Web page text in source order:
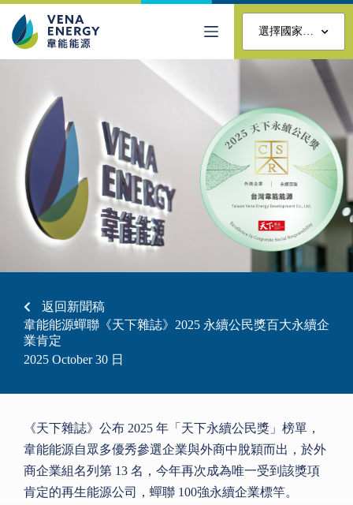
選擇國家…
返回新聞稿
韋能能源蟬聯《天下雜誌》2025 永續公民獎百大永續企
業肯定
2025 October 30 日
《天下雜誌》公布 2025 年「天下永續公民獎」榜單，
韋能能源自眾多優秀參選企業與外商中脫穎而出，於外
商企業組名列第 13 名，今年再次成為唯一受到該獎項
肯定的再生能源公司，蟬聯 100強永續企業標竿。